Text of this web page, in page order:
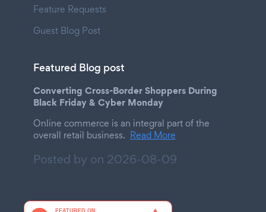
Feature Requests
Guest Blog Post
Featured Blog post
Converting Cross-Border Shoppers During
Black Friday & Cyber Monday
Online commerce is an integral part of the
overall retail business. Read More
Posted by on 2026-08-09